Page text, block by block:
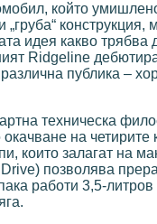
който
идея какво
Ridgeline
публика –
техническа
на
които залагат на
позволява
работи 3,5-